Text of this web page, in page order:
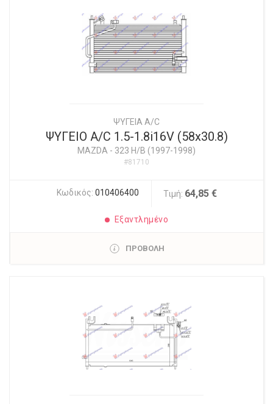
ΨΥΓΕΙΑ A/C
ΨΥΓΕΙΟ A/C 1.5-1.8i16V (58x30.8)
MAZDA - 323 H/B (1997-1998)
#81710
Κωδικός: 010406400 Τιμή: 64,85 €
Εξαντλημένο
ΠΡΟΒΟΛΗ